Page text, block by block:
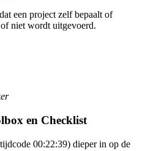
een project zelf bepaalt of
niet wordt uitgevoerd.
en Checklist
00:22:39) dieper in op de